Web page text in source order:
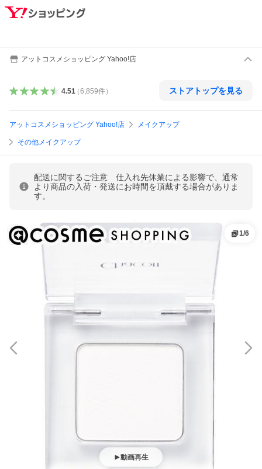
アットコスメショッピング Yahoo!店
4.51（6,859件） ストアトップを見る
アットコスメショッピング Yahoo!店 メイクアップ
その他メイクアップ
配送に関するご注意 仕入れ先休業による影響で、通常
より商品の入荷・発送にお時間を頂戴する場合がありま
す。
動画再生
1/6